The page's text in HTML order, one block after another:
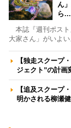
ん
ら…
本誌『週刊ポスト
大家さん」がいよ
【独走スクープ
ジェクト”の計
【追及スクープ
明かされる柳瀬